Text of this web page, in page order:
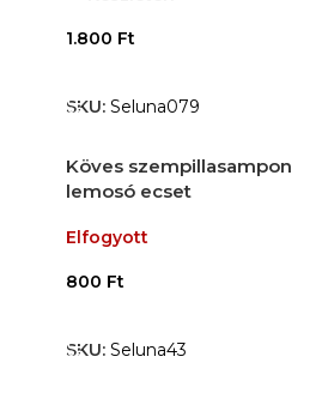
1.800 Ft
SKU: Seluna079
Köves szempillasampon
lemosó ecset
Elfogyott
800 Ft
SKU: Seluna43